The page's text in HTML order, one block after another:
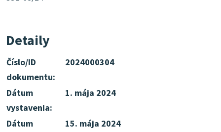
Detaily
Číslo/ID
dokumentu:
2024000304
Dátum
vystavenia:
1. mája 2024
Dátum
15. mája 2024